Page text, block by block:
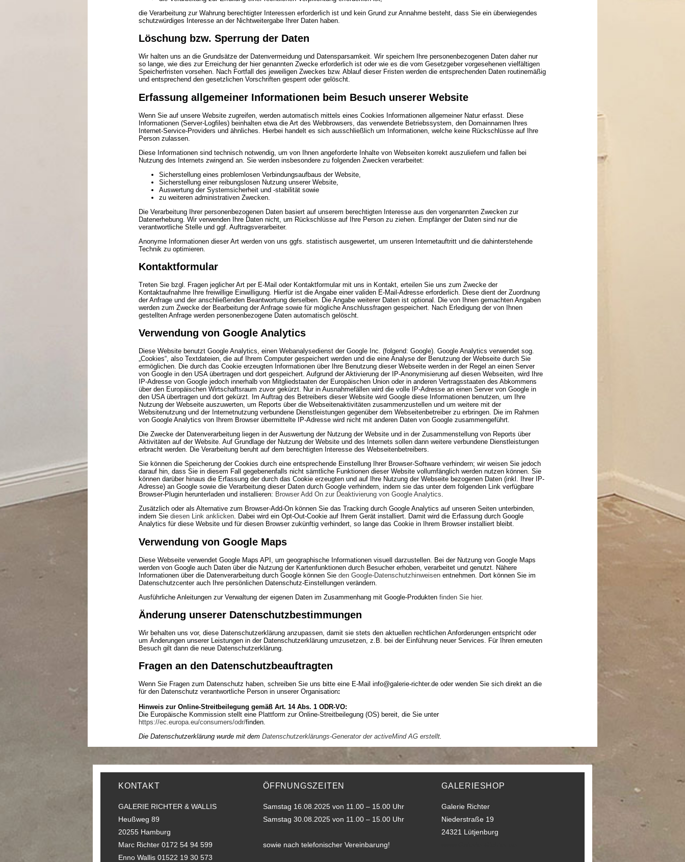
die Verarbeitung zur Wahrung berechtigter Interessen erforderlich ist und kein Grund zur Annahme besteht, dass Sie ein überwiegendes
schutzwürdiges Interesse an der Nichtweitergabe Ihrer Daten haben.
Löschung bzw. Sperrung der Daten
Wir halten uns an die Grundsätze der Datenvermeidung und Datensparsamkeit. Wir speichern Ihre personenbezogenen Daten daher nur
so lange, wie dies zur Erreichung der hier genannten Zwecke erforderlich ist oder wie es die vom Gesetzgeber vorgesehenen vielfältigen
Speicherfristen vorsehen. Nach Fortfall des jeweiligen Zweckes bzw. Ablauf dieser Fristen werden die entsprechenden Daten routinemäßig
und entsprechend den gesetzlichen Vorschriften gesperrt oder gelöscht.
Erfassung allgemeiner Informationen beim Besuch unserer Website
Wenn Sie auf unsere Website zugreifen, werden automatisch mittels eines Cookies Informationen allgemeiner Natur erfasst. Diese
Informationen (Server-Logfiles) beinhalten etwa die Art des Webbrowsers, das verwendete Betriebssystem, den Domainnamen Ihres
Internet-Service-Providers und ähnliches. Hierbei handelt es sich ausschließlich um Informationen, welche keine Rückschlüsse auf Ihre
Person zulassen.
Diese Informationen sind technisch notwendig, um von Ihnen angeforderte Inhalte von Webseiten korrekt auszuliefern und fallen bei
Nutzung des Internets zwingend an. Sie werden insbesondere zu folgenden Zwecken verarbeitet:
Sicherstellung eines problemlosen Verbindungsaufbaus der Website,
Sicherstellung einer reibungslosen Nutzung unserer Website,
Auswertung der Systemsicherheit und -stabilität sowie
zu weiteren administrativen Zwecken.
Die Verarbeitung Ihrer personenbezogenen Daten basiert auf unserem berechtigten Interesse aus den vorgenannten Zwecken zur
Datenerhebung. Wir verwenden Ihre Daten nicht, um Rückschlüsse auf Ihre Person zu ziehen. Empfänger der Daten sind nur die
verantwortliche Stelle und ggf. Auftragsverarbeiter.
Anonyme Informationen dieser Art werden von uns ggfs. statistisch ausgewertet, um unseren Internetauftritt und die dahinterstehende
Technik zu optimieren.
Kontaktformular
Treten Sie bzgl. Fragen jeglicher Art per E-Mail oder Kontaktformular mit uns in Kontakt, erteilen Sie uns zum Zwecke der
Kontaktaufnahme Ihre freiwillige Einwilligung. Hierfür ist die Angabe einer validen E-Mail-Adresse erforderlich. Diese dient der Zuordnung
der Anfrage und der anschließenden Beantwortung derselben. Die Angabe weiterer Daten ist optional. Die von Ihnen gemachten Angaben
werden zum Zwecke der Bearbeitung der Anfrage sowie für mögliche Anschlussfragen gespeichert. Nach Erledigung der von Ihnen
gestellten Anfrage werden personenbezogene Daten automatisch gelöscht.
Verwendung von Google Analytics
Diese Website benutzt Google Analytics, einen Webanalysedienst der Google Inc. (folgend: Google). Google Analytics verwendet sog.
„Cookies“, also Textdateien, die auf Ihrem Computer gespeichert werden und die eine Analyse der Benutzung der Webseite durch Sie
ermöglichen. Die durch das Cookie erzeugten Informationen über Ihre Benutzung dieser Webseite werden in der Regel an einen Server
von Google in den USA übertragen und dort gespeichert. Aufgrund der Aktivierung der IP-Anonymisierung auf diesen Webseiten, wird Ihre
IP-Adresse von Google jedoch innerhalb von Mitgliedstaaten der Europäischen Union oder in anderen Vertragsstaaten des Abkommens
über den Europäischen Wirtschaftsraum zuvor gekürzt. Nur in Ausnahmefällen wird die volle IP-Adresse an einen Server von Google in
den USA übertragen und dort gekürzt. Im Auftrag des Betreibers dieser Website wird Google diese Informationen benutzen, um Ihre
Nutzung der Webseite auszuwerten, um Reports über die Webseitenaktivitäten zusammenzustellen und um weitere mit der
Websitenutzung und der Internetnutzung verbundene Dienstleistungen gegenüber dem Webseitenbetreiber zu erbringen. Die im Rahmen
von Google Analytics von Ihrem Browser übermittelte IP-Adresse wird nicht mit anderen Daten von Google zusammengeführt.
Die Zwecke der Datenverarbeitung liegen in der Auswertung der Nutzung der Website und in der Zusammenstellung von Reports über
Aktivitäten auf der Website. Auf Grundlage der Nutzung der Website und des Internets sollen dann weitere verbundene Dienstleistungen
erbracht werden. Die Verarbeitung beruht auf dem berechtigten Interesse des Webseitenbetreibers.
Sie können die Speicherung der Cookies durch eine entsprechende Einstellung Ihrer Browser-Software verhindern; wir weisen Sie jedoch
darauf hin, dass Sie in diesem Fall gegebenenfalls nicht sämtliche Funktionen dieser Website vollumfänglich werden nutzen können. Sie
können darüber hinaus die Erfassung der durch das Cookie erzeugten und auf Ihre Nutzung der Webseite bezogenen Daten (inkl. Ihrer IP-
Adresse) an Google sowie die Verarbeitung dieser Daten durch Google verhindern, indem sie das unter dem folgenden Link verfügbare
Browser-Plugin herunterladen und installieren: Browser Add On zur Deaktivierung von Google Analytics.
Zusätzlich oder als Alternative zum Browser-Add-On können Sie das Tracking durch Google Analytics auf unseren Seiten unterbinden,
indem Sie diesen Link anklicken. Dabei wird ein Opt-Out-Cookie auf Ihrem Gerät installiert. Damit wird die Erfassung durch Google
Analytics für diese Website und für diesen Browser zukünftig verhindert, so lange das Cookie in Ihrem Browser installiert bleibt.
Verwendung von Google Maps
Diese Webseite verwendet Google Maps API, um geographische Informationen visuell darzustellen. Bei der Nutzung von Google Maps
werden von Google auch Daten über die Nutzung der Kartenfunktionen durch Besucher erhoben, verarbeitet und genutzt. Nähere
Informationen über die Datenverarbeitung durch Google können Sie den Google-Datenschutzhinweisen entnehmen. Dort können Sie im
Datenschutzcenter auch Ihre persönlichen Datenschutz-Einstellungen verändern.
Ausführliche Anleitungen zur Verwaltung der eigenen Daten im Zusammenhang mit Google-Produkten finden Sie hier.
Änderung unserer Datenschutzbestimmungen
Wir behalten uns vor, diese Datenschutzerklärung anzupassen, damit sie stets den aktuellen rechtlichen Anforderungen entspricht oder
um Änderungen unserer Leistungen in der Datenschutzerklärung umzusetzen, z.B. bei der Einführung neuer Services. Für Ihren erneuten
Besuch gilt dann die neue Datenschutzerklärung.
Fragen an den Datenschutzbeauftragten
Wenn Sie Fragen zum Datenschutz haben, schreiben Sie uns bitte eine E-Mail info@galerie-richter.de oder wenden Sie sich direkt an die
für den Datenschutz verantwortliche Person in unserer Organisation:
Hinweis zur Online-Streitbeilegung gemäß Art. 14 Abs. 1 ODR-VO:
Die Europäische Kommission stellt eine Plattform zur Online-Streitbeilegung (OS) bereit, die Sie unter
https://ec.europa.eu/consumers/odr/finden.
Die Datenschutzerklärung wurde mit dem Datenschutzerklärungs-Generator der activeMind AG erstellt.
KONTAKT ÖFFNUNGSZEITEN GALERIESHOP
GALERIE RICHTER & WALLIS Samstag 16.08.2025 von 11.00 – 15.00 Uhr
Galerie Richter
Heußweg 89
Samstag 30.08.2025 von 11.00 – 15.00 Uhr
Niederstraße 19
20255 Hamburg
24321 Lütjenburg
Marc Richter 0172 54 94 599
sowie nach telefonischer Vereinbarung!
Enno Wallis 01522 19 30 573